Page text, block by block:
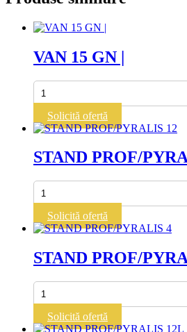
VAN 15 GN |
Cantitate
VAN
GN
|
Solicită ofertă
STAND PROF/
Cantitate
STAND
PROF/PYRALIS
12
Solicită ofertă
STAND PROF/
Cantitate
STAND
PROF/PYRALIS
4
Solicită ofertă